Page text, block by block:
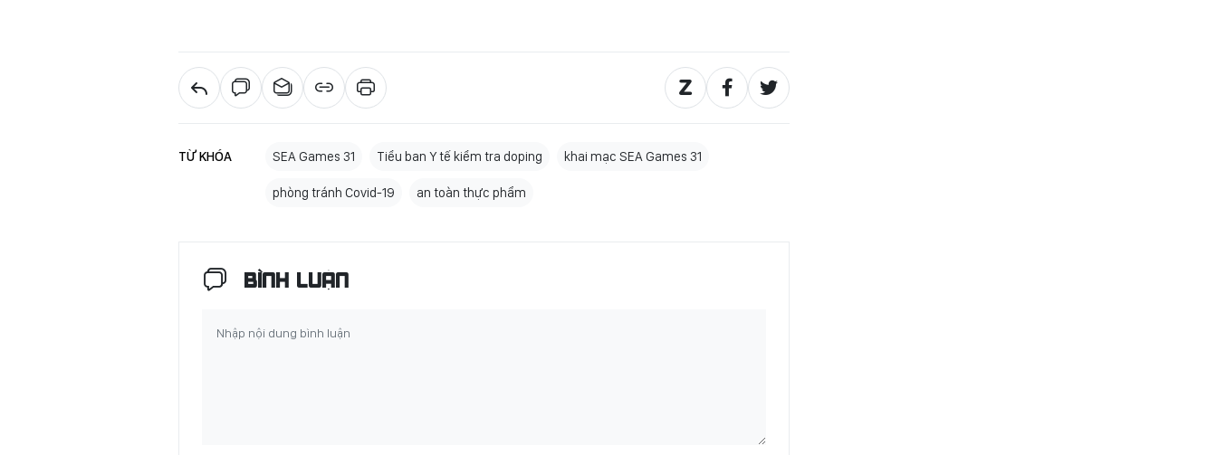
TỪ KHÓA SEA Games 31 Tiểu ban Y tế kiểm tra doping khai mạc SEA Games 31
phòng tránh Covid-19 an toàn thực phẩm
BÌNH LUẬN